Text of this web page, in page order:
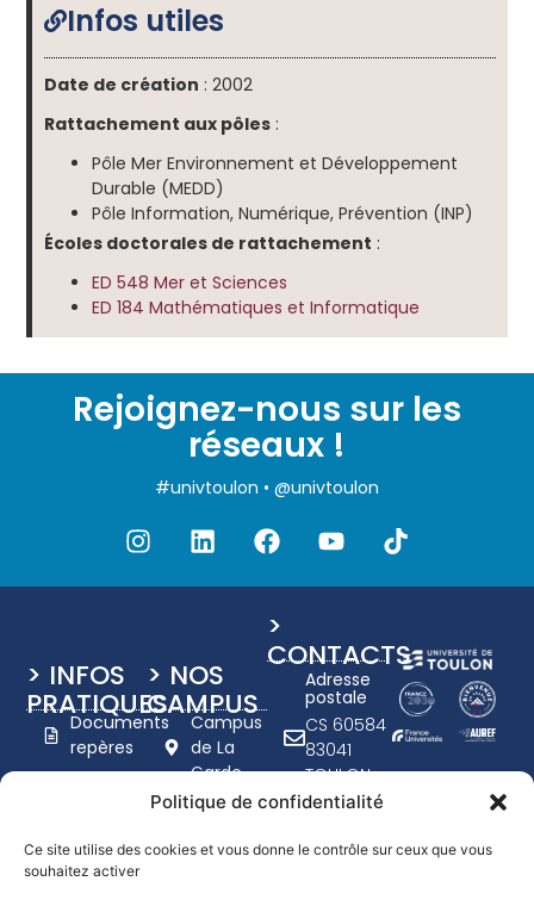
Politique de confidentialité
Ce site utilise des cookies et vous donne le contrôle sur ceux que vous
souhaitez activer
Infos utiles
Date de création : 2002
Rattachement aux pôles :
Pôle Mer Environnement et Développement
Durable (MEDD)
Pôle Information, Numérique, Prévention (INP)
Écoles doctorales de rattachement :
ED 548 Mer et Sciences
ED 184 Mathématiques et Informatique
Rejoignez-nous sur les
réseaux !
#univtoulon • @univtoulon
>
CONTACTS
Adresse
postale
CS 60584
83041
TOULON
CEDEX 9
94 14 20
> NOS
CAMPUS
Campus
de La
Garde
Campus
- Porte
> INFOS
PRATIQUES
Documents
repères
graphique
Nous